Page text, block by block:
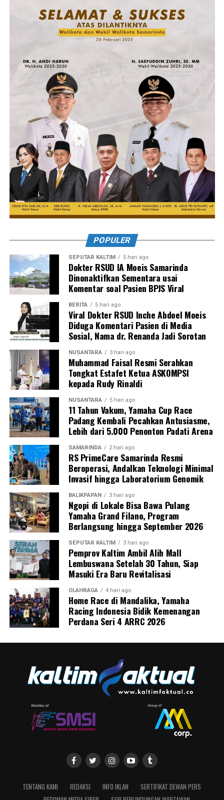
POPULER
SEPUTAR KALTIM 5 hari ago
Dokter RSUD IA Moeis Samarinda
Dinonaktifkan Sementara usai
Komentar soal Pasien BPJS Viral
BERITA 5 hari ago
Viral Dokter RSUD Inche Abdoel Moeis
Diduga Komentari Pasien di Media
Sosial, Nama dr. Renanda Jadi Sorotan
NUSANTARA 3 hari ago
Muhammad Faisal Resmi Serahkan
Tongkat Estafet Ketua ASKOMPSI
kepada Rudy Rinaldi
NUSANTARA 5 hari ago
11 Tahun Vakum, Yamaha Cup Race
Padang Kembali Pecahkan Antusiasme,
Lebih dari 5.000 Penonton Padati Arena
SAMARINDA 2 hari ago
RS PrimeCare Samarinda Resmi
Beroperasi, Andalkan Teknologi Minimal
Invasif hingga Laboratorium Genomik
BALIKPAPAN 3 hari ago
Ngopi di Lokale Bisa Bawa Pulang
Yamaha Grand Filano, Program
Berlangsung hingga September 2026
SEPUTAR KALTIM 3 hari ago
Pemprov Kaltim Ambil Alih Mall
Lembuswana Setelah 30 Tahun, Siap
Masuki Era Baru Revitalisasi
OLAHRAGA 4 hari ago
Home Race di Mandalika, Yamaha
Racing Indonesia Bidik Kemenangan
Perdana Seri 4 ARRC 2026
TENTANG KAMI REDAKSI INFO IKLAN
SERTIFIKAT DEWAN PERS